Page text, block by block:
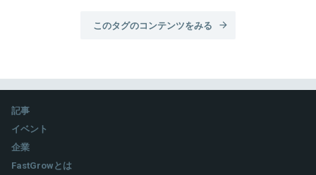
このタグのコンテンツをみる
記事
イベント
企業
FastGrowとは